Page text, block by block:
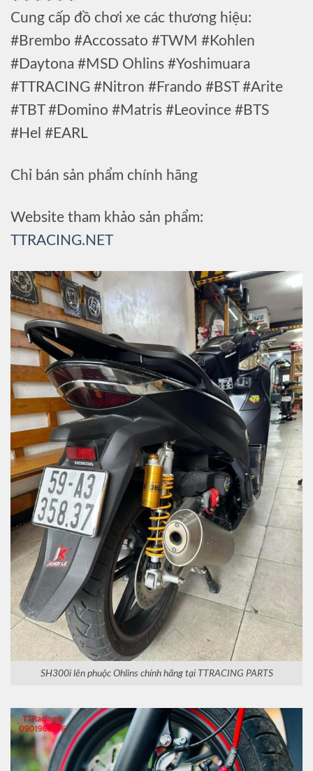
Cung cấp đồ chơi xe các thương hiệu:
#Brembo #Accossato #TWM #Kohlen
#Daytona #MSD Ohlins #Yoshimuara
#TTRACING #Nitron #Frando #BST #Arite
#TBT #Domino #Matris #Leovince #BTS
#Hel #EARL
Chỉ bán sản phẩm chính hãng
Website tham khảo sản phẩm:
TTRACING.NET
SH300i lên phuộc Ohlins chính hãng tại TTRACING PARTS